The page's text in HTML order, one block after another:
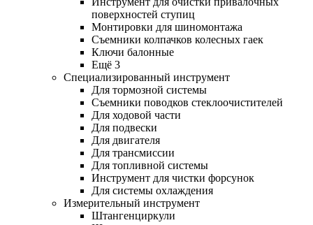
поверхностей ступиц
Монтировки для шиномонтажа
Съемники колпачков колесных гаек
Ключи балонные
Ещё 3
Специализированный инструмент
Для тормозной системы
Съемники поводков стеклоочистителей
Для ходовой части
Для подвески
Для двигателя
Для трансмиссии
Для топливной системы
Инструмент для чистки форсунок
Для системы охлаждения
Измерительный инструмент
Штангенциркули